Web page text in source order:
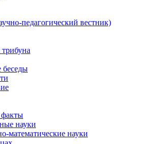
педагогический вестник)
беседы
науки
математические науки